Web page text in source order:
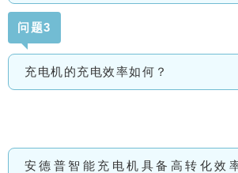
问题3
充电机的充电效率如何？
安德普智能充电机具备高转化效